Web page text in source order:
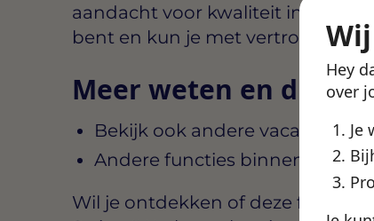
Hey
over
Je
aandacht voor kwaliteit in het
bent en kun je met vertrouwen
Meer weten en direct
Bekijk ook andere vacatures
Andere functies binnen
Wil je ontdekken of deze functie